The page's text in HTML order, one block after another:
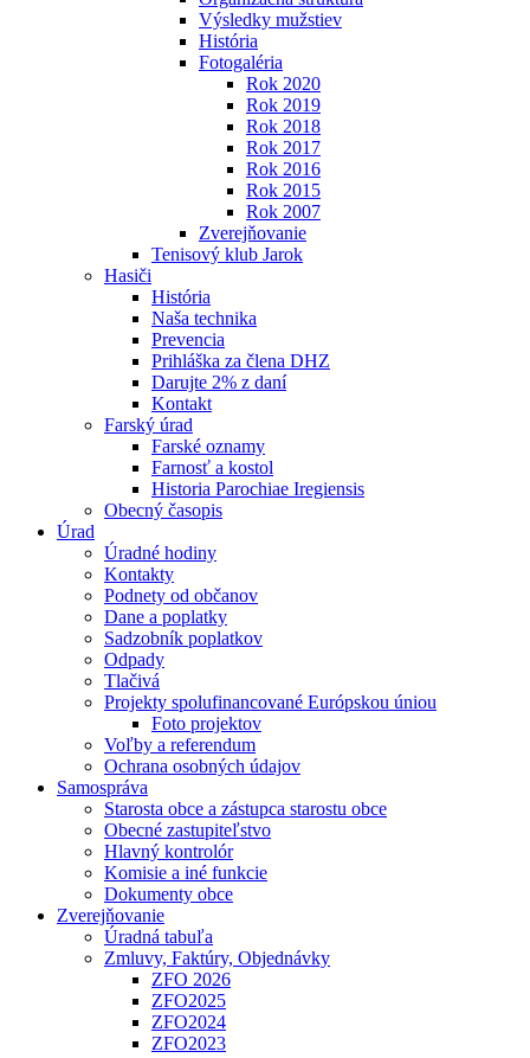
Výsledky mužstiev
História
Fotogaléria
Rok 2020
Rok 2019
Rok 2018
Rok 2017
Rok 2016
Rok 2015
Rok 2007
Zverejňovanie
Tenisový klub Jarok
Hasiči
História
Naša technika
Prevencia
Prihláška za člena DHZ
Darujte 2% z daní
Kontakt
Farský úrad
Farské oznamy
Farnosť a kostol
Historia Parochiae Iregiensis
Obecný časopis
Úrad
Úradné hodiny
Kontakty
Podnety od občanov
Dane a poplatky
Sadzobník poplatkov
Odpady
Tlačivá
Projekty spolufinancované Európskou úniou
Foto projektov
Voľby a referendum
Ochrana osobných údajov
Samospráva
Starosta obce a zástupca starostu obce
Obecné zastupiteľstvo
Hlavný kontrolór
Komisie a iné funkcie
Dokumenty obce
Zverejňovanie
Úradná tabuľa
Zmluvy, Faktúry, Objednávky
ZFO 2026
ZFO2025
ZFO2024
ZFO2023